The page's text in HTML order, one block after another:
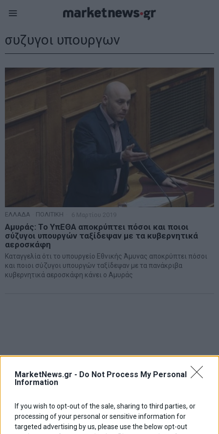
MarketNews.gr - Do Not Process My Personal
Information
If you wish to opt-out of the sale, sharing to third parties, or
processing of your personal or sensitive information for
targeted advertising by us, please use the below opt-out
συζυγοι υπουργων
ΕΛΛΑΔΑ ΠΟΛΙΤΙΚΗ 6 Μαρτίου 2019
Αμυράς: Το ΥπΕΘΑ αποκρύπτει πόσοι και ποιοι
σύζυγοι υπουργών ταξίδεψαν με τα κυβερνητικά
αεροσκάφη
Καταγγελία ότι το υπουργείο Εθνικής Άμυνας αποκρύπτει πόσοι
και ποιοι σύζυγοι υπουργών ταξίδεψαν με τα πανάκριβα
κυβερνητικά αεροσκάφη κάνει ο Αμυράς